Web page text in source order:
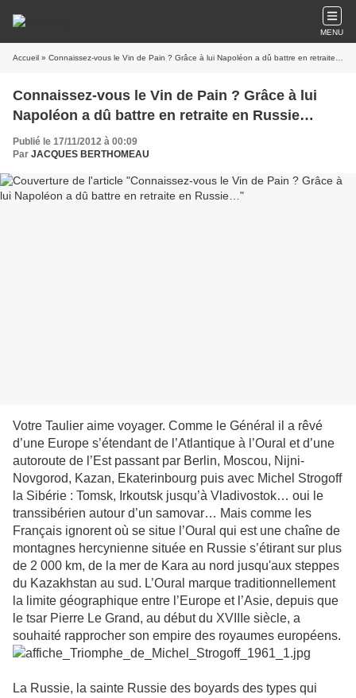
MENU
Accueil » Connaissez-vous le Vin de Pain ? Grâce à lui Napoléon a dû battre en retraite en Russie…
Connaissez-vous le Vin de Pain ? Grâce à lui
Napoléon a dû battre en retraite en Russie…
Publié le 17/11/2012 à 00:09
Par JACQUES BERTHOMEAU
Votre Taulier aime voyager. Comme le Général il a rêvé
d’une Europe s’étendant de l’Atlantique à l’Oural et d’une
autoroute de l’Est passant par Berlin, Moscou, Nijni-
Novgorod, Kazan, Ekaterinbourg puis avec Michel Strogoff
la Sibérie : Tomsk, Irkoutsk jusqu’à Vladivostok… oui le
transsibérien autour d’un samovar… Mais comme les
Français ignorent où se situe l’Oural qui est une chaîne de
montagnes hercynienne située en Russie s’étirant sur plus
de 2 000 km, de la mer de Kara au nord jusqu'aux steppes
du Kazakhstan au sud. L’Oural marque traditionnellement
la limite géographique entre l’Europe et l’Asie, depuis que
le tsar Pierre Le Grand, au début du XVIIIe siècle, a
souhaité rapprocher son empire des royaumes européens.
La Russie, la sainte Russie des boyards des types qui